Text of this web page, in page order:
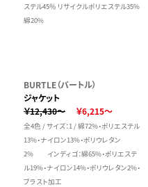
ステル45％ リサイクルポリエステル35%
綿20%
BURTLE（バートル）
ジャケット
￥12,430～
￥6,215～
全4色 / サイズ：1 / 綿72%・ポリエステル
13%・ナイロン13%・ポリウレタン
2% インディゴ：綿65%・ポリエステ
ル19%・ナイロン14%・ポリウレタン2%・
ブラスト加工